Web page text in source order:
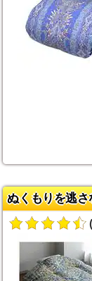
ぬくもりを逃